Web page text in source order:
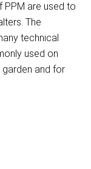
PPM are used to
The
technical
used on
garden and for